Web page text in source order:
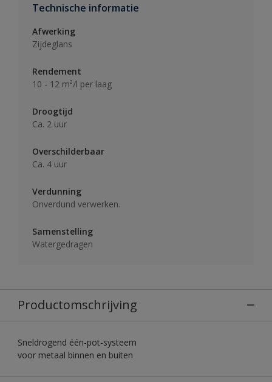
Technische informatie
Afwerking
Zijdeglans
Rendement
10 - 12 m²/l per laag
Droogtijd
Ca. 2 uur
Overschilderbaar
Ca. 4 uur
Verdunning
Onverdund verwerken.
Samenstelling
Watergedragen
Productomschrijving
Sneldrogend één-pot-systeem
voor metaal binnen en buiten